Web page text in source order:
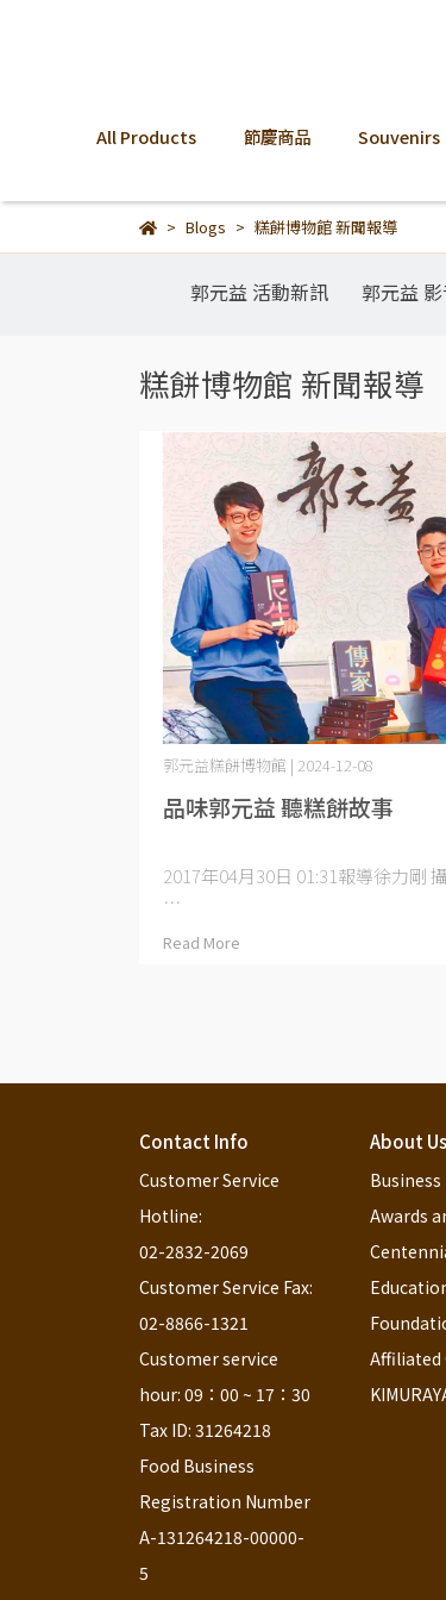
All Products 節慶商品 Souvenirs
Blogs 糕餅博物館 新聞報導
郭元益 活動新訊 郭元益
糕餅博物館 新聞報導
品味郭元益 聽糕餅故事
郭元益糕餅博物館 | 2024-12-08
2017年04月30日 01:31報導徐力剛
⋯
Read More
Contact Info
Customer Service
Hotline:
02-2832-2069
Customer Service Fax:
02-8866-1321
Customer service
hour: 09：00 ~ 17：30
Tax ID: 31264218
Food Business
Registration Number
A-131264218-00000-
5
About Us
Awards
Affiliated